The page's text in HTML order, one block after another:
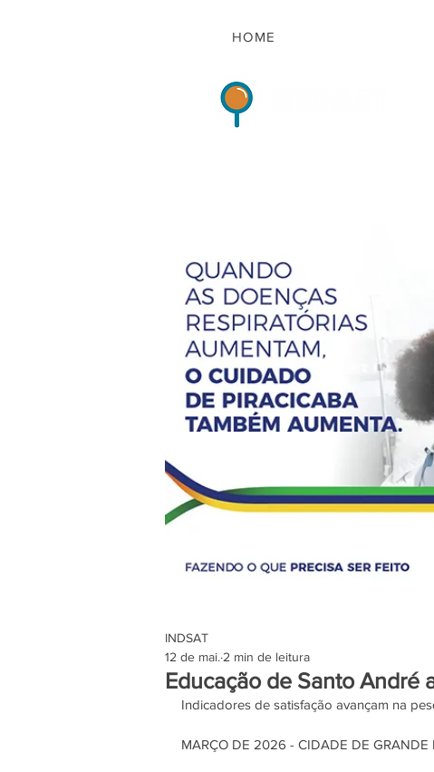
HOME
Educação de Santo André
INDSAT
12 de mai. 2 min de leitura
Indicadores de satisfação avançam na
MARÇO DE 2026 - CIDADE DE GRANDE